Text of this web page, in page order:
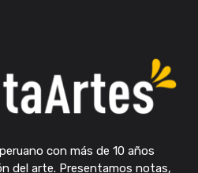
con más de 10 años
del arte. Presentamos notas,